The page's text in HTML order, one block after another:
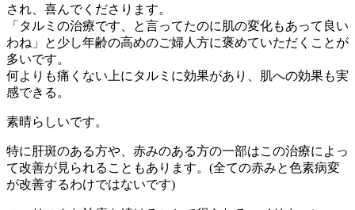
され、喜んでくださります。
「タルミの治療です、と言ってたのに肌の変化もあって良い
わね」と少し年齢の高めのご婦人方に褒めていただくことが
多いです。
何よりも痛くない上にタルミに効果があり、肌への効果も実
感できる。
素晴らしいです。
特に肝斑のある方や、赤みのある方の一部はこの治療によっ
て改善が見られることもあります。(全ての赤みと色素病変
が改善するわけではないです)